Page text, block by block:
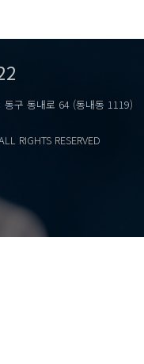
동구 동내로 64 (동내동 1119)
RIGHTS RESERVED